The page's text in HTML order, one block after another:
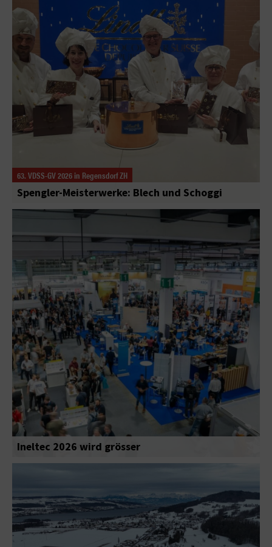
63. VDSS-GV 2026 in Regensdorf ZH
Spengler-Meisterwerke: Blech und Schoggi
Ineltec 2026 wird grösser